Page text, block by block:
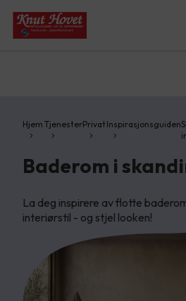
Hjem TjenesterPrivatInspirasjonsguiden
Baderom i
La deg inspirere av flotte
interiørstil - og stjel looken!